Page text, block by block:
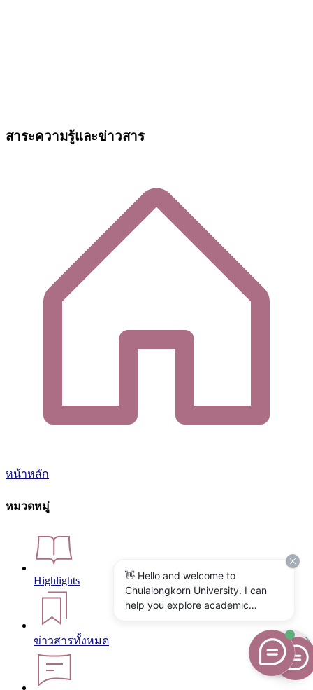
สาระความรู้และข่าวสาร
หน้าหลัก
หมวดหมู่
Highlights
ข่าวสารทั้งหมด
👋 Hello and welcome to
Chulalongkorn University. I can
help you explore academic